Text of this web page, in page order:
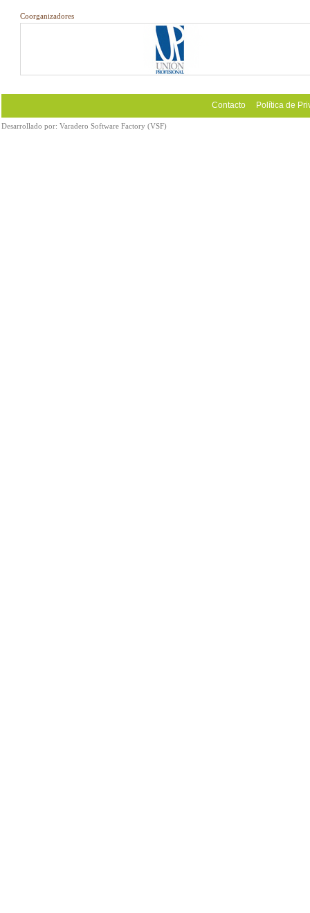
Coorganizadores
Contacto Política de
Desarrollado por: Varadero Software Factory (VSF)